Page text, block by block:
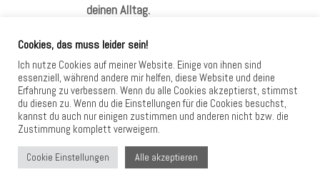
deinen Alltag.
HIER FINDEST DU MICH
Cookies, das muss leider sein!
Ich nutze Cookies auf meiner Website. Einige von ihnen sind
essenziell, während andere mir helfen, diese Website und deine
Erfahrung zu verbessern. Wenn du alle Cookies akzeptierst, stimmst
du diesen zu. Wenn du die Einstellungen für die Cookies besuchst,
kannst du auch nur einigen zustimmen und anderen nicht bzw. die
Zustimmung komplett verweigern.
Cookie Einstellungen Alle akzeptieren